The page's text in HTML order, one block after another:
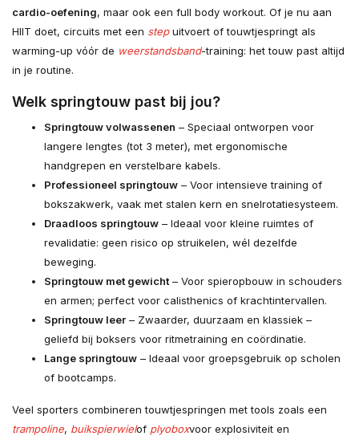
cardio-oefening, maar ook een full body workout. Of je nu aan
HIIT doet, circuits met een stepuitvoert of touwtjespringt als
warming-up vóór de weerstandsband-training: het touw past altijd
in je routine.
Welk springtouw past bij jou?
Springtouw volwassenen – Speciaal ontworpen voor
langere lengtes (tot 3 meter), met ergonomische
handgrepen en verstelbare kabels.
Professioneel springtouw – Voor intensieve training of
bokszakwerk, vaak met stalen kern en snelrotatiesysteem.
Draadloos springtouw – Ideaal voor kleine ruimtes of
revalidatie: geen risico op struikelen, wél dezelfde
beweging.
Springtouw met gewicht – Voor spieropbouw in schouders
en armen; perfect voor calisthenics of krachtintervallen.
Springtouw leer – Zwaarder, duurzaam en klassiek –
geliefd bij boksers voor ritmetraining en coördinatie.
Lange springtouw – Ideaal voor groepsgebruik op scholen
of bootcamps.
Veel sporters combineren touwtjespringen met tools zoals een
trampoline, buikspierwielof plyoboxvoor explosiviteit en